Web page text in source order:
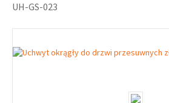
UH-GS-023